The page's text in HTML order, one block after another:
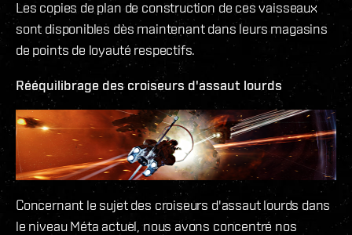
Les copies de plan de construction de ces vaisseaux
sont disponibles dès maintenant dans leurs magasins
de points de loyauté respectifs.
Rééquilibrage des croiseurs d'assaut lourds
Concernant le sujet des croiseurs d'assaut lourds dans
le niveau Méta actuel, nous avons concentré nos